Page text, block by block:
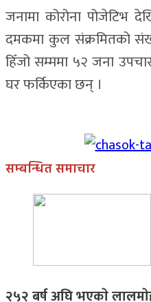
जनामा कोरोना पोजेटिभ
दमकमा कुल संक्रमितको
हिँजो सम्ममा ५२ जना
घर फर्किएका छन् ।
सम्बन्धित समाचार
२५२ बर्ष अघि भएकाे